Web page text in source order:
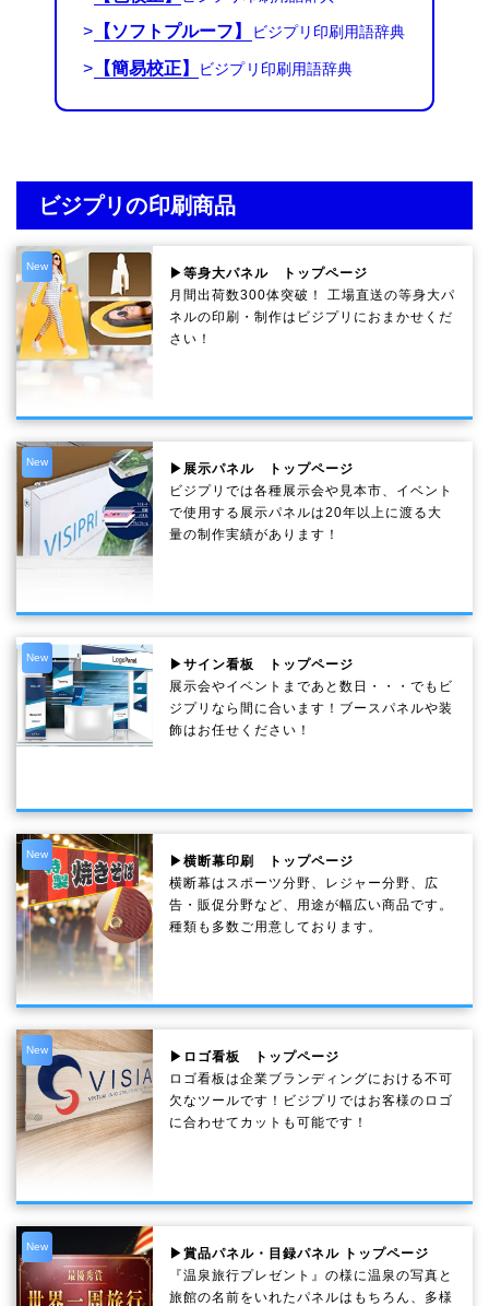
> 【ソフトプルーフ】
> 【簡易校正】
ビジプリの印刷商品
New
▶等身大パネル トップページ
月間出荷数300体突破！ 工場直送の等身大パ
ネルの印刷・制作は ビジプリ におまかせくだ
さい！
New
▶展示パネル トップページ
ビジプリでは各種展示会や見本市、イベント
で使用する展示パネルは20年以上に渡る大
量の制作実績があります！
New
▶サイン看板 トップページ
展示会やイベントまであと数日・・・でもビ
ジプリなら間に合います！ブースパネルや装
飾はお任せください！
New
▶横断幕印刷 トップページ
横断幕はスポーツ分野、レジャー分野、広
告・販促分野など、用途が幅広い商品です。
種類も多数ご用意しております。
New
▶ロゴ看板 トップページ
ロゴ看板は企業ブランディングにおける不可
欠なツールです！ビジプリではお客様のロゴ
に合わせてカットも可能です！
New
▶賞品パネル・目録パネル トップページ
『温泉旅行プレゼント』の様に温泉の写真と
旅館の名前をいれたパネルはもちろん、多様